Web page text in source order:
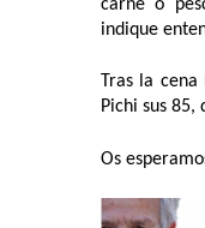
carne o
indique
Tras la
Pichi sus 85,
Os